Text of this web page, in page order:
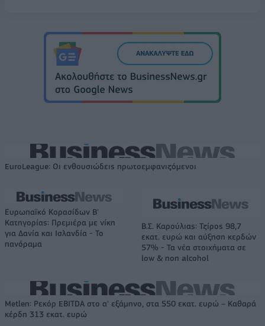
EuroLeague: Οι ενθουσιώδεις πρωτοεμφανιζόμενοι
Ευρωπαϊκό Κορασίδων Β'
Κατηγορίας: Πρεμιέρα με νίκη
για Δανία και Ισλανδία - Το
πανόραμα
Β.Σ. Καρούλιας: Τζίρος 98,7
εκατ. ευρώ και αύξηση κερδών
57% - Τα νέα στοιχήματα σε
low & non alcohol
Metlen: Ρεκόρ EBITDA στο α' εξάμηνο, στα 550 εκατ. ευρώ – Καθαρά
κέρδη 313 εκατ. ευρώ